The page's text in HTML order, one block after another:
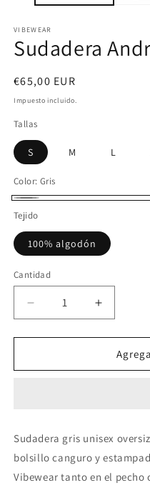
VIBEWEAR
Sudadera
Precio
habitual
€65,00 EUR
Impuesto incluido.
Tallas
S M L
Color: Gris
Tejido
100% algodón
Cantidad
Reducir
cantidad
para
Andrés
Aumentar
cantidad
para
Sudadera
Andrés
Sudadera gris unisex
bolsillo canguro y
Vibewear tanto en el pecho